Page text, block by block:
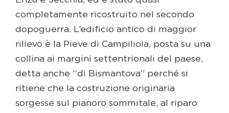
completamente ricostruito nel secondo
dopoguerra. L’edificio antico di maggior
rilievo è la Pieve di Campiliola, posta su una
collina ai margini settentrionali del paese,
detta anche “di Bismantova” perché si
ritiene che la costruzione originaria
sorgesse sul pianoro sommitale, al riparo